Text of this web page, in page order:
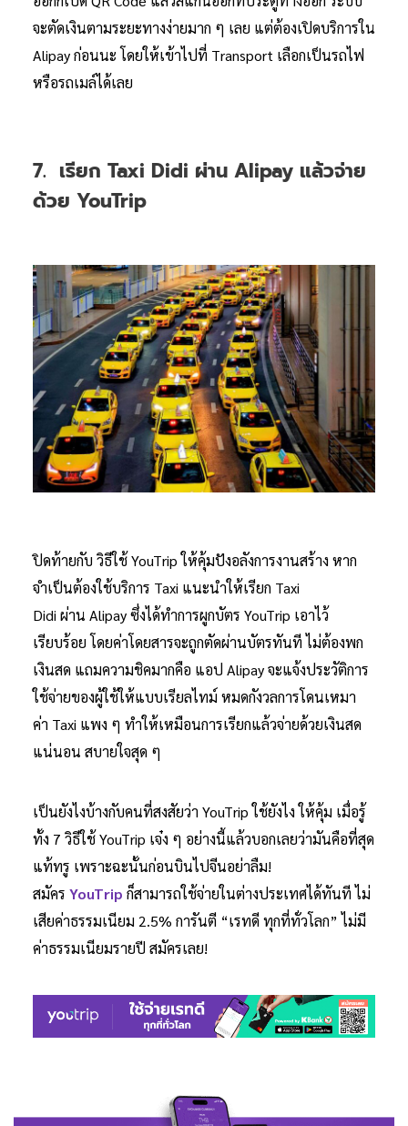
จะตัดเงินตามระยะทางง่ายมาก ๆ เลย แต่ต้องเปิดบริการใน
Alipay ก่อนนะ โดยให้เข้าไปที่ Transport เลือกเป็นรถไฟ
หรือรถเมล์ได้เลย
7. เรียก Taxi Didi ผ่าน Alipay แล้วจ่าย
ด้วย YouTrip
ปิดท้ายกับ วิธีใช้ YouTrip ให้คุ้มปังอลังการงานสร้าง หาก
จำเป็นต้องใช้บริการ Taxi แนะนำให้เรียก Taxi
Didi ผ่าน Alipay ซึ่งได้ทำการผูกบัตร YouTrip เอาไว้
เรียบร้อย โดยค่าโดยสารจะถูกตัดผ่านบัตรทันที ไม่ต้องพก
เงินสด แถมความชิคมากคือ แอป Alipay จะแจ้งประวัติการ
ใช้จ่ายของผู้ใช้ให้แบบเรียลไทม์ หมดกังวลการโดนเหมา
ค่า Taxi แพง ๆ ทำให้เหมือนการเรียกแล้วจ่ายด้วยเงินสด
แน่นอน สบายใจสุด ๆ
เป็นยังไงบ้างกับคนที่สงสัยว่า YouTrip ใช้ยังไง ให้คุ้ม เมื่อรู้
ทั้ง 7 วิธีใช้ YouTrip เจ๋ง ๆ อย่างนี้แล้วบอกเลยว่ามันคือที่สุด
แท้ทรู เพราะฉะนั้นก่อนบินไปจีนอย่าลืม!
สมัคร YouTrip ก็สามารถใช้จ่ายในต่างประเทศได้ทันที ไม่
เสียค่าธรรมเนียม 2.5% การันตี “เรทดี ทุกที่ทั่วโลก” ไม่มี
ค่าธรรมเนียมรายปี สมัครเลย!